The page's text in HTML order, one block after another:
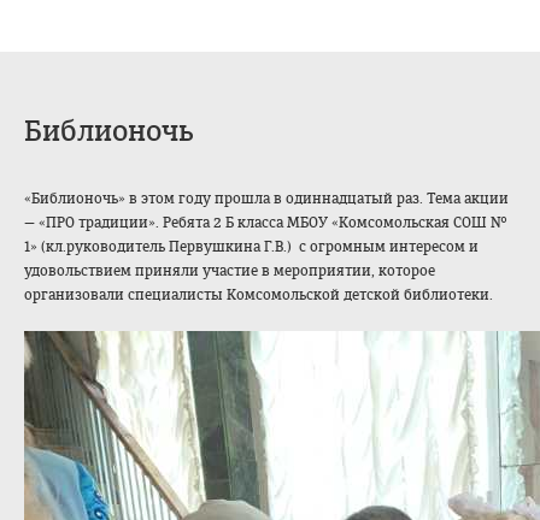
Библионочь
«Библионочь» в этом году прошла в одиннадцатый раз. Тема акции
— «ПРО традиции». Ребята 2 Б класса МБОУ «Комсомольская СОШ №
1» (кл.руководитель Первушкина Г.В.) с огромным интересом и
удовольствием приняли участие в мероприятии, которое
организовали специалисты Комсомольской детской библиотеки.